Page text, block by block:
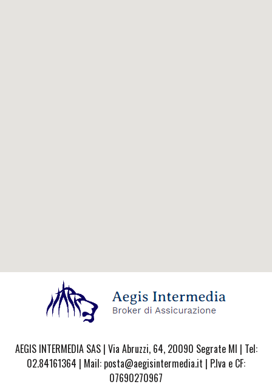
AEGIS INTERMEDIA SAS | Via Abruzzi, 64, 20090 Segrate MI | Tel:
02.84161364 | Mail: posta@aegisintermedia.it | P.Iva e CF:
07690270967